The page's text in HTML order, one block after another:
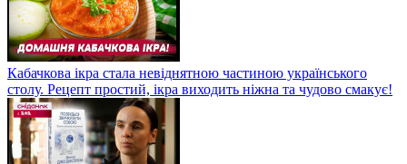
Кабачкова ікра стала невіднятною частиною українського
столу. Рецепт простий, ікра виходить ніжна та чудово смакує!